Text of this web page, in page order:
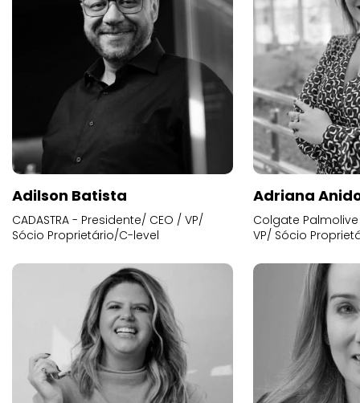
Adilson Batista
CADASTRA - Presidente/ CEO / VP/
Sócio Proprietário/C-level
Adriana
Colgate
VP/ Sócio